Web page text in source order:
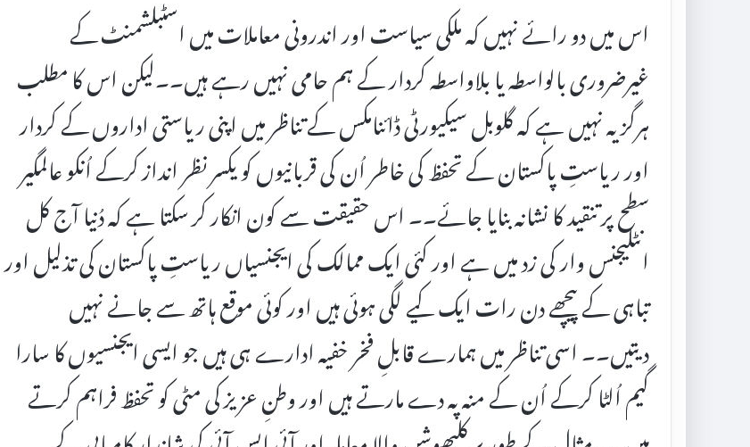
اس میں دو رائے نہیں کہ ملکی سیاست اور اندرونی معاملات میں اسٹبلشمنٹ کے
غیرضروری بالواسطہ یا بلاواسطہ کردار کے ہم حامی نہیں رہے ہیں۔۔لیکن اس کا مطلب
ہرگز یہ نہیں ہے کہ گلوبل سیکیورٹی ڈائنامکس کے تناظر میں اپنی ریاستی اداروں کے کردار
اور ریاستِ پاکستان کے تحفظ کی خاطر اُن کی قربانیوں کو یکسر نظر انداز کرکے اُنکو عالمگیر
سطح پر تنقید کا نشانہ بنایا جائے۔۔ اس حقیقت سے کون انکار کر سکتا ہے کہ دُنیا آج کل
انٹلیجنس وار کی زد میں ہے اور کئی ایک ممالک کی ایجنسیاں ریاستِ پاکستان کی تذلیل اور
تباہی کے پیچھے دن رات ایک کیے لگی ہوئی ہیں اور کوئی موقع ہاتھ سے جانے نہیں
دیتیں۔۔ اسی تناظر میں ہمارے قابلِ فخر خفیہ ادارے ہی ہیں جو ایسی ایجنسیوں کا سارا
گیم اُلٹا کرکے اُن کے منہ پہ دے مارتے ہیں اور وطنِ عزیز کی مٹی کو تحفظ فراہم کرتے